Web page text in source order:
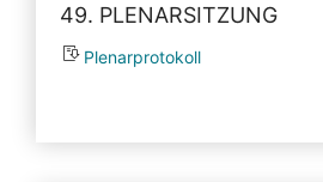
49. PLENARSITZUNG
Plenarprotokoll